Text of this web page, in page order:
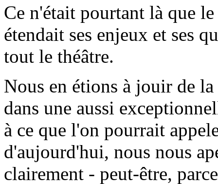
Ce n'était pourtant là que
étendait ses enjeux et ses
tout le théâtre.
Nous en étions à jouir de
dans une aussi
à ce que l'on pourrait
d'aujourd'hui, nous nous
clairement - peut-être,